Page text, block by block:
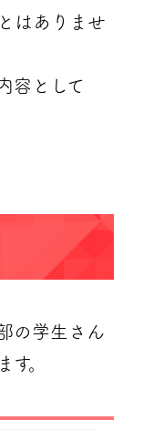
はありませ
容として
の学生さん
。